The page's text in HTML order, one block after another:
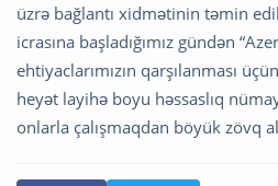
üzrə bağlantı xidmətinin təmin
icrasına başladığımız gündən
ehtiyaclarımızın qarşılanması
heyət layihə boyu həssaslıq
onlarla çalışmaqdan böyük zövq